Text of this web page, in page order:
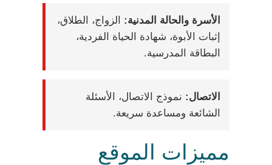
الأسرة والحالة المدنية: الزواج، الطلاق،
إثبات الأبوة، شهادة الحياة الفردية،
البطاقة المدرسية.
الاتصال: نموذج الاتصال، الأسئلة
الشائعة ومساعدة سريعة.
مميزات الموقع